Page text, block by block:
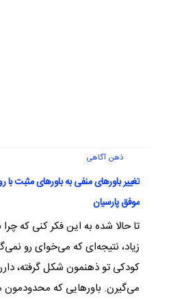
ذهن آگاهی
تغییر باورهای منفی به باورهای مثبت
موفق پارسیان
تا حالا شده به این فکر کنی که
زیاد، نتیجه‌ای که می‌خوای رو
کودکی تو ذهنمون شکل گرفته،
می‌گیرن. باورهایی که